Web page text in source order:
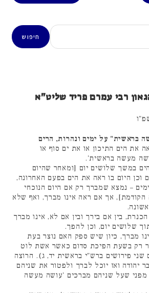
חיפוש
רבי עמרם פריד שליט"א
בראשית" על ימים ונהרות, הרים
את הים התיכון או את ים סוף או
מעשה בראשית'.
במשך שלושים יום [ומאחר שהיום
וכן היום בו ראה את הים בפעם האחרונה,
– נמצא שמברך רק אם היום הנוכחי
32 לראייה הקודמת], אך אם ראה אינו מברך, ואף שלא
בין אם בירך ובין אם לא, אינו מברך
שלושים יום, וכן להפך.
מברך, כיון שיש ספק האם נוצר בעת
רק בשעת הפיכת סדום כאשר אשת לוט
פירושים ברש"י בראשית יד, ג). הרוצה
יהודה ואז יוכל לברך ולפטור את שניהם
שעל שניהם מברכים 'עושה מעשה